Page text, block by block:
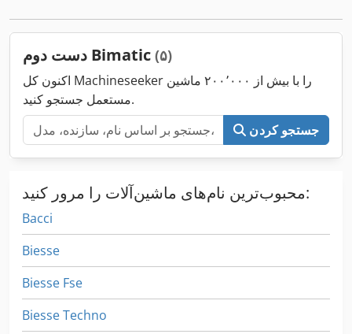
دست دوم Bimatic (۵)
اکنون کل Machineseeker را با بیش از ۲۰۰٬۰۰۰ ماشین
مستعمل جستجو کنید.
جستجو کردن
محبوب‌ترین نام‌های ماشین‌آلات را مرور کنید:
Bacci
Biesse
Biesse Fse
Biesse Techno